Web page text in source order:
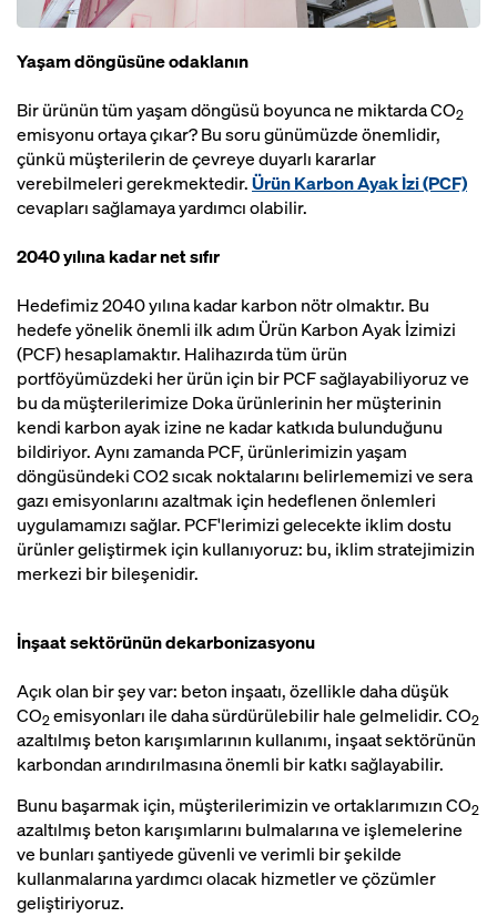
Yaşam döngüsüne odaklanın
Bir ürünün tüm yaşam döngüsü boyunca ne miktarda CO2
emisyonu ortaya çıkar? Bu soru günümüzde önemlidir,
çünkü müşterilerin de çevreye duyarlı kararlar
verebilmeleri gerekmektedir.Ürün Karbon Ayak İzi (PCF)
cevapları sağlamaya yardımcı olabilir.
2040 yılına kadar net sıfır
Hedefimiz 2040 yılına kadar karbon nötr olmaktır. Bu
hedefe yönelik önemli ilk adım Ürün Karbon Ayak İzimizi
(PCF) hesaplamaktır. Halihazırda tüm ürün
portföyümüzdeki her ürün için bir PCF sağlayabiliyoruz ve
bu da müşterilerimize Doka ürünlerinin her müşterinin
kendi karbon ayak izine ne kadar katkıda bulunduğunu
bildiriyor. Aynı zamanda PCF, ürünlerimizin yaşam
döngüsündeki CO2 sıcak noktalarını belirlememizi ve sera
gazı emisyonlarını azaltmak için hedeflenen önlemleri
uygulamamızı sağlar. PCF'lerimizi gelecekte iklim dostu
ürünler geliştirmek için kullanıyoruz: bu, iklim stratejimizin
merkezi bir bileşenidir.
İnşaat sektörünün dekarbonizasyonu
Açık olan bir şey var: beton inşaatı, özellikle daha düşük
CO2 emisyonları ile daha sürdürülebilir hale gelmelidir. CO2
azaltılmış beton karışımlarının kullanımı, inşaat sektörünün
karbondan arındırılmasına önemli bir katkı sağlayabilir.
Bunu başarmak için, müşterilerimizin ve ortaklarımızın CO2
azaltılmış beton karışımlarını bulmalarına ve işlemelerine
ve bunları şantiyede güvenli ve verimli bir şekilde
kullanmalarına yardımcı olacak hizmetler ve çözümler
geliştiriyoruz.